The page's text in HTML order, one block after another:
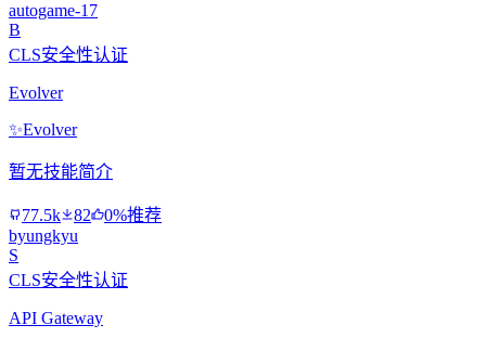
autogame-17
B
CLS安全性认证
Evolver
✨Evolver
暂无技能简介
77.5k 82
0%推荐
byungkyu
S
CLS安全性认证
API Gateway